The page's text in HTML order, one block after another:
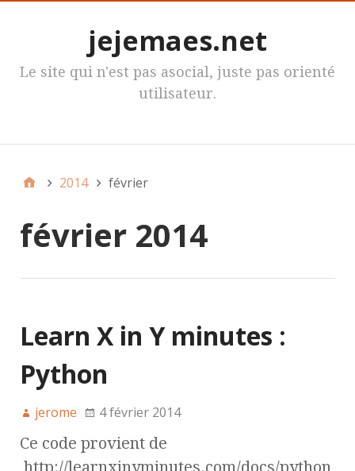
jejemaes.net
Le site qui n'est pas asocial, juste pas orienté
utilisateur.
2014 février
février 2014
Learn X in Y minutes :
Python
jerome 4 février 2014
Ce code provient de
http://learnxinyminutes.com/docs/python